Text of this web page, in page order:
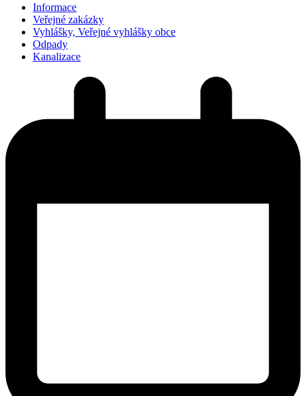
Informace
Veřejné zakázky
Vyhlášky, Veřejné vyhlášky obce
Odpady
Kanalizace